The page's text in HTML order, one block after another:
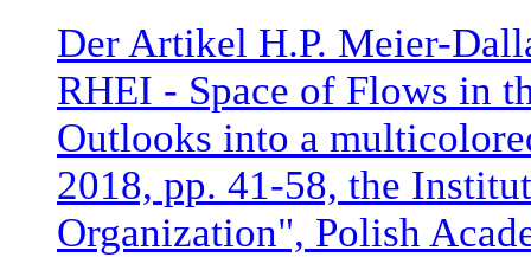
Der Artikel H.P. Meier-
RHEI - Space of Flows in
Outlooks into a
2018, pp. 41-58, the
Organization", Polish